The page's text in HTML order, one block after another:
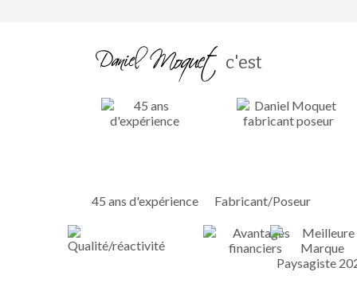
c'est
45 ans d'expérience Fabricant/Poseur